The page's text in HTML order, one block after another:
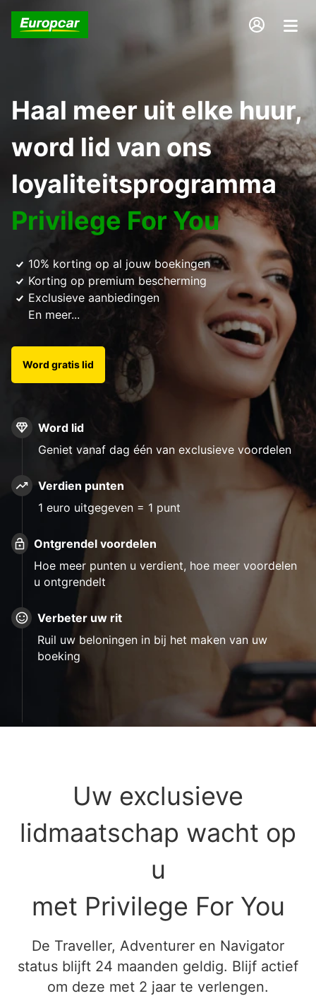
Haal meer uit elke huur,
word lid van ons
loyaliteitsprogramma
Privilege For You
10% korting op al jouw boekingen
Korting op premium bescherming
Exclusieve aanbiedingen
En meer...
Word gratis lid
Word lid
Geniet vanaf dag één van exclusieve voordelen
Verdien punten
1 euro uitgegeven = 1 punt
Ontgrendel voordelen
Hoe meer punten u verdient, hoe meer voordelen
u ontgrendelt
Verbeter uw rit
Ruil uw beloningen in bij het maken van uw
boeking
Uw exclusieve
lidmaatschap wacht op
u
met Privilege For You
De Traveller, Adventurer en Navigator
status blijft 24 maanden geldig. Blijf actief
om deze met 2 jaar te verlengen.